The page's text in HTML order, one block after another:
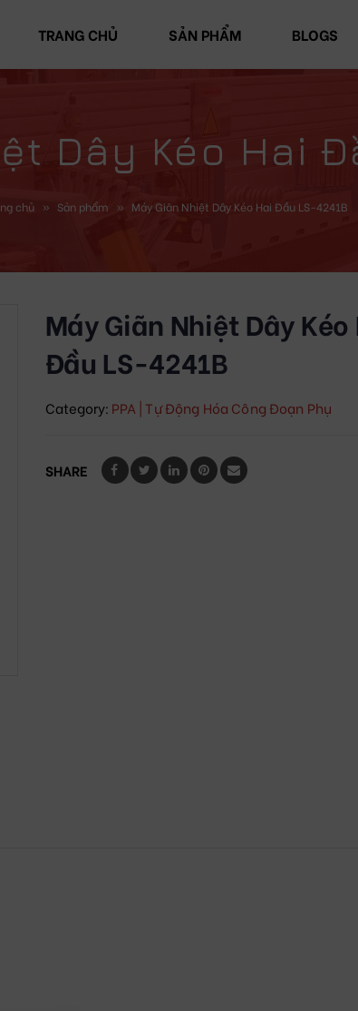
TRANG CHỦ SẢN PHẨM BLOGS
Dây Kéo Hai
chủ » Sản phẩm » Máy Giãn Nhiệt Dây Kéo Hai Đầu LS-4241B
Máy Giãn Nhiệt Dây Kéo
Đầu LS-4241B
Category: PPA | Tự Động Hóa Công Đoạn Phụ
SHARE